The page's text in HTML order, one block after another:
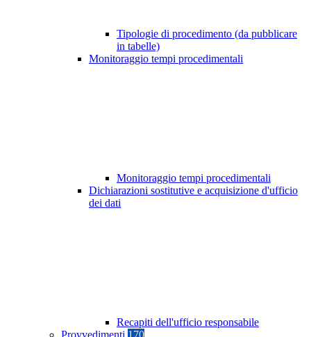
Tipologie di procedimento (da pubblicare
in tabelle)
Monitoraggio tempi procedimentali
Monitoraggio tempi procedimentali
Dichiarazioni sostitutive e acquisizione d'ufficio
dei dati
Recapiti dell'ufficio responsabile